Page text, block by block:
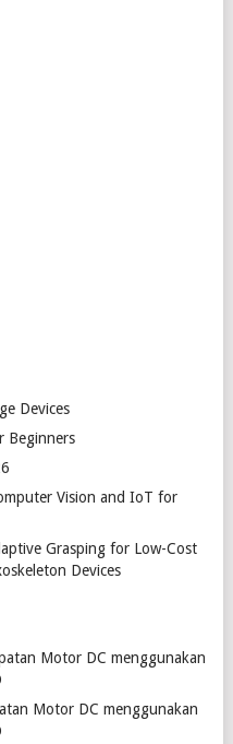
Devices
Beginners
Vision and IoT for
Grasping for Low-Cost
Devices
Motor DC menggunakan
Motor DC menggunakan